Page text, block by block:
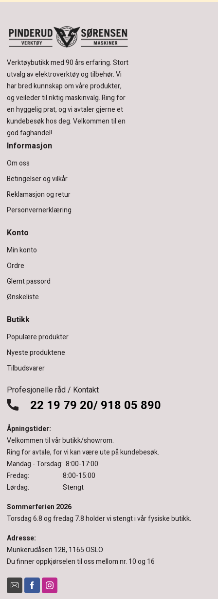
Verktøybutikk med 90 års erfaring.Stort
utvalg av elektroverktøy og tilbehør.Vi
har bred kunnskap om våre produkter,
og veileder til riktig maskinvalg. Ring for
en hyggelig prat, og vi avtaler gjerne et
kundebesøk hos deg.Velkommen til en
god faghandel!
Informasjon
Om oss
Betingelser og vilkår
Reklamasjon og retur
Personvernerklæring
Konto
Min konto
Ordre
Glemt passord
Ønskeliste
Butikk
Populære produkter
Nyeste produktene
Tilbudsvarer
Profesjonelle råd / Kontakt
22 19 79 20/ 918 05 890
Åpningstider:
Velkommen til vår butikk/showrom.
Ring for avtale, for vi kan være ute på kundebesøk.
Mandag - Torsdag: 8:00-17:00
Fredag: 8:00-15:00
Lørdag: Stengt
Sommerferien 2026
Torsdag 6.8 og fredag 7.8 holder vi stengt i vår fysiske butikk.
Adresse:
Munkerudåsen 12B, 1165 OSLO
Du finner oppkjørselen til oss mellom nr. 10 og 16